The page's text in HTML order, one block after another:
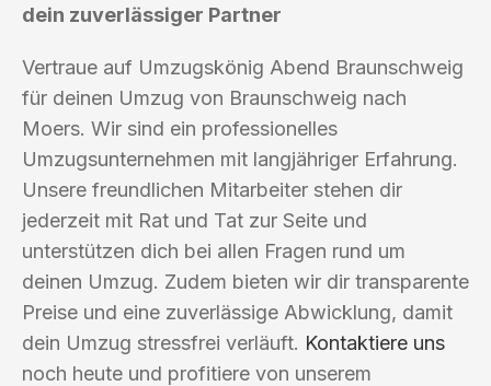
dein zuverlässiger Partner
Vertraue auf Umzugskönig Abend Braunschweig
für deinen Umzug von Braunschweig nach
Moers. Wir sind ein professionelles
Umzugsunternehmen mit langjähriger Erfahrung.
Unsere freundlichen Mitarbeiter stehen dir
jederzeit mit Rat und Tat zur Seite und
unterstützen dich bei allen Fragen rund um
deinen Umzug. Zudem bieten wir dir transparente
Preise und eine zuverlässige Abwicklung, damit
dein Umzug stressfrei verläuft. Kontaktiere uns
noch heute und profitiere von unserem